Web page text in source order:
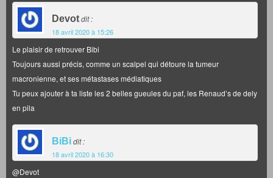
Devotdit :
18 avril 2020 à 15:26
Le plaisir de retrouver Bibi
Toujours aussi précis, comme un scalpel qui détoure la tumeur
macronienne, et ses métastases médiatiques
Tu peux ajouter à ta liste les 2 belles gueules du paf, les Renaud’s de dely
en pila
BiBidit :
18 avril 2020 à 16:30
@Devot